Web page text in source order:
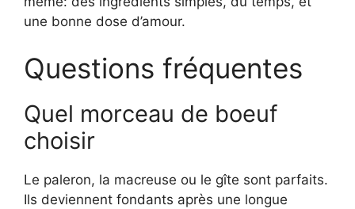
une bonne dose d’amour.
Questions fréquentes
Quel morceau de boeuf
choisir
Le paleron, la macreuse ou le gîte sont parfaits.
Ils deviennent fondants après une longue